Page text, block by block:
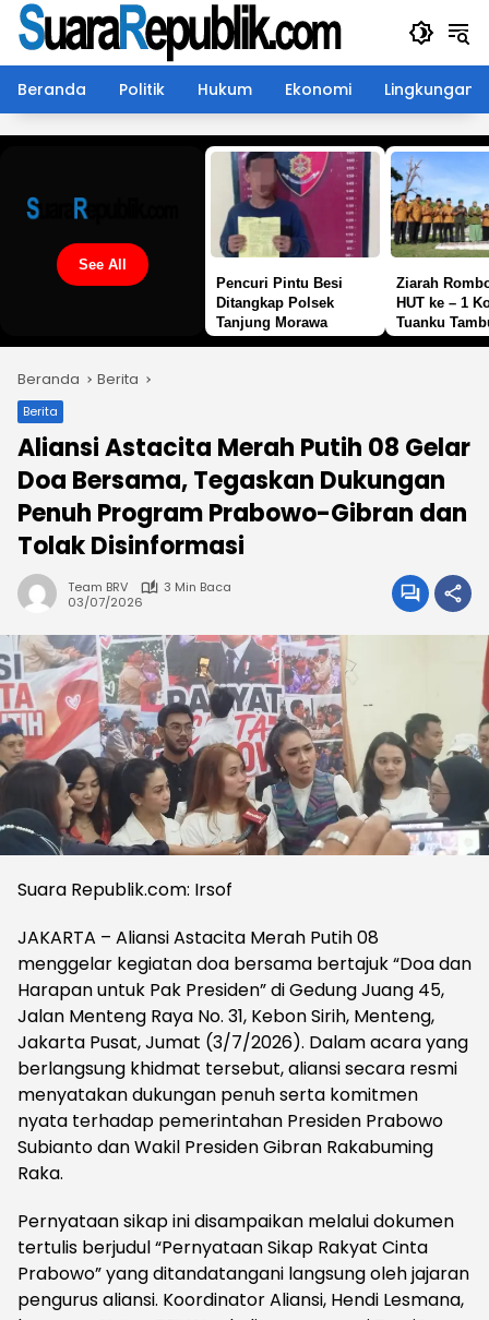
Langsung
konten
Beranda
Politik Hukum Ekonomi Lingkungan
See All
Pencuri Pintu Besi
Ditangkap Polsek
Tanjung Morawa
Ziarah
HUT ke – 1
Tuanku
Beranda Berita
Berita
Aliansi Astacita Merah Putih 08 Gelar
Doa Bersama, Tegaskan Dukungan
Penuh Program Prabowo-Gibran dan
Tolak Disinformasi
Team BRV
3 Min Baca
03/07/2026
Suara Republik.com: Irsof
JAKARTA – Aliansi Astacita Merah Putih 08
menggelar kegiatan doa bersama bertajuk “Doa dan
Harapan untuk Pak Presiden” di Gedung Juang 45,
Jalan Menteng Raya No. 31, Kebon Sirih, Menteng,
Jakarta Pusat, Jumat (3/7/2026). Dalam acara yang
berlangsung khidmat tersebut, aliansi secara resmi
menyatakan dukungan penuh serta komitmen
nyata terhadap pemerintahan Presiden Prabowo
Subianto dan Wakil Presiden Gibran Rakabuming
Raka.
Pernyataan sikap ini disampaikan melalui dokumen
tertulis berjudul “Pernyataan Sikap Rakyat Cinta
Prabowo” yang ditandatangani langsung oleh jajaran
pengurus aliansi. Koordinator Aliansi, Hendi Lesmana,